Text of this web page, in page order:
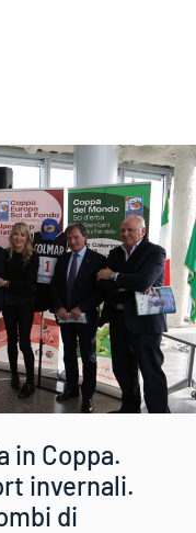
in Coppa.
invernali.
di